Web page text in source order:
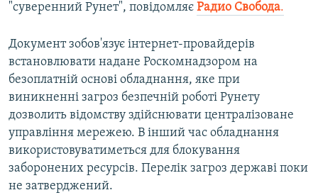
Усі сайти RFE/RL
"суверенний Рунет", повідомляє Радио Свобода.
Документ зобов'язує інтернет-провайдерів
встановлювати надане Роскомнадзором на
безоплатній основі обладнання, яке при
виникненні загроз безпечній роботі Рунету
дозволить відомству здійснювати централізоване
управління мережею. В інший час обладнання
використовуватиметься для блокування
заборонених ресурсів. Перелік загроз державі поки
не затверджений.